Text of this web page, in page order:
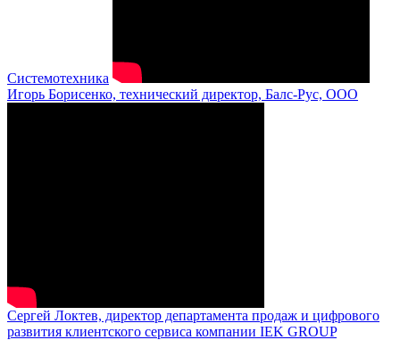
Системотехника
Игорь Борисенко, технический директор, Балс-Рус, ООО
Сергей Локтев, директор департамента продаж и цифрового
развития клиентского сервиса компании IEK GROUP